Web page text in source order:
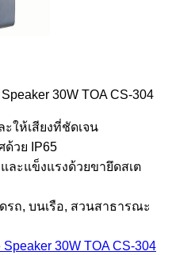
30W TOA CS-304
ะให้เสียงที่ชัดเจน
วย IP65
ละแข็งแรงด้วยขายึดสเต
รถ, บนเรือ, สวนสาธารณะ
30W TOA CS-304